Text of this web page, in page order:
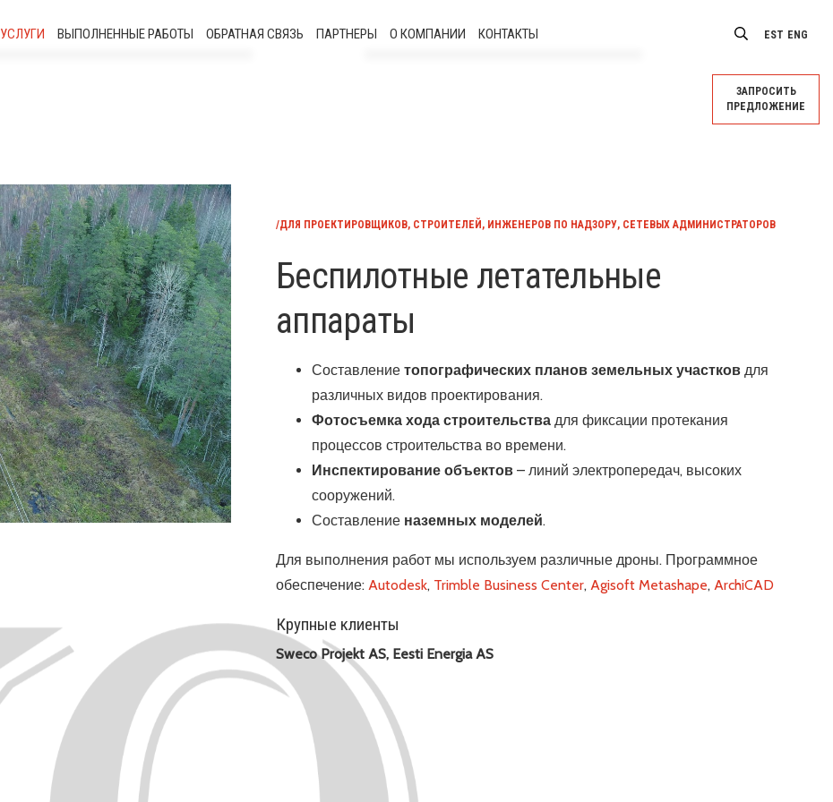
УСЛУГИ
Инженерно-технические геодезические
работы
Беспилотные летательные аппараты
Моделирование и цифровое
строительство (BIM)
ВЫПОЛНЕННЫЕ РАБОТЫ ОБРАТНАЯ СВЯЗЬ ПАРТНЕРЫ О КОМПАНИИ КОНТАКТЫ
ЗАПРОСИТЬ
ПРЕДЛОЖЕНИЕ
EST ENG
/ДЛЯ ПРОЕКТИРОВЩИКОВ, СТРОИТЕЛЕЙ, ИНЖЕНЕРОВ ПО НАДЗОРУ, СЕТЕВЫХ АДМИНИСТРАТОРОВ
Беспилотные летательные
аппараты
Составление топографических планов земельных участков для
различных видов проектирования.
Фотосъемка хода строительства для фиксации протекания
процессов строительства во времени.
Инспектирование объектов – линий электропередач, высоких
сооружений.
Составление наземных моделей.
Для выполнения работ мы используем различные дроны. Программное
обеспечение: Autodesk, Trimble Business Center, Agisoft Metashape, ArchiCAD
Крупные клиенты
Sweco Projekt AS, Eesti Energia AS